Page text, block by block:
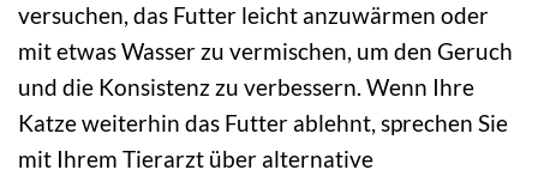
versuchen, das Futter leicht anzuwärmen oder
mit etwas Wasser zu vermischen, um den Geruch
und die Konsistenz zu verbessern. Wenn Ihre
Katze weiterhin das Futter ablehnt, sprechen Sie
mit Ihrem Tierarzt über alternative